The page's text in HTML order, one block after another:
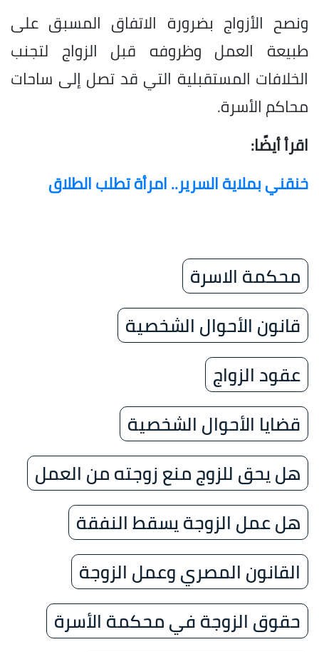
ونصح الأزواج بضرورة الاتفاق المسبق على
طبيعة العمل وظروفه قبل الزواج لتجنب
الخلافات المستقبلية التي قد تصل إلى ساحات
محاكم الأسرة.
اقرأ أيضًا:
خنقني بملاية السرير.. امرأة تطلب الطلاق
محكمة الاسرة
قانون الأحوال الشخصية
عقود الزواج
قضايا الأحوال الشخصية
هل يحق للزوج منع زوجته من العمل
هل عمل الزوجة يسقط النفقة
القانون المصري وعمل الزوجة
حقوق الزوجة في محكمة الأسرة